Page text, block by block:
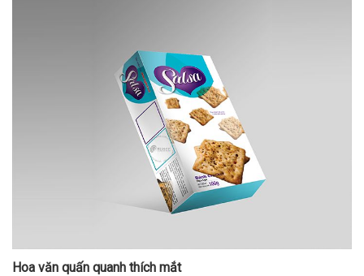
Hoa văn quấn quanh thích mắt